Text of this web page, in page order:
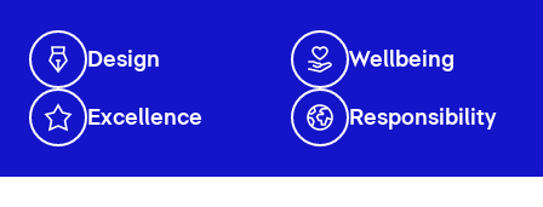
Design Wellbeing
Excellence Responsibility